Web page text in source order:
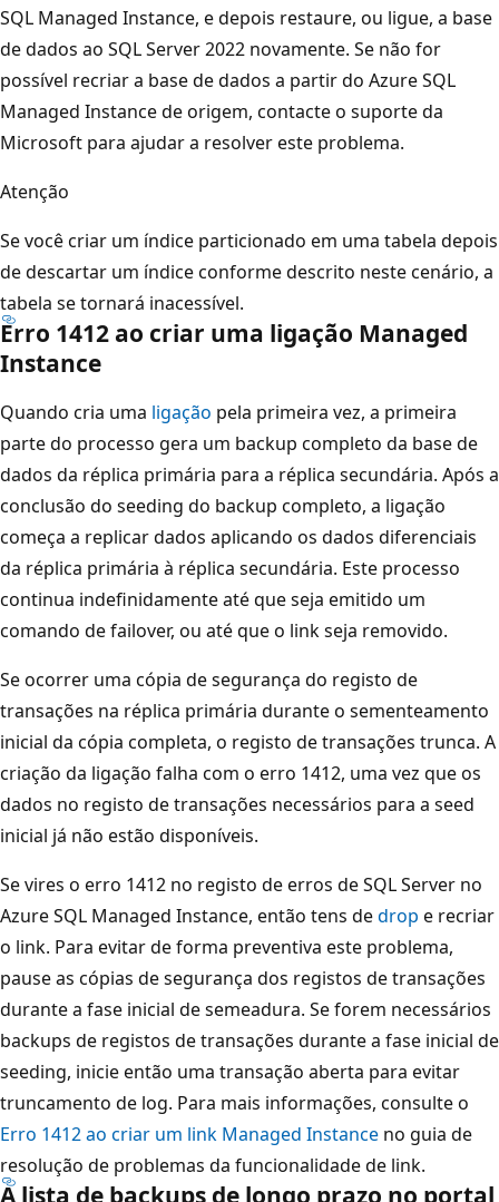
SQL Managed Instance, e depois restaure, ou ligue, a base
de dados ao SQL Server 2022 novamente. Se não for
possível recriar a base de dados a partir do Azure SQL
Managed Instance de origem, contacte o suporte da
Microsoft para ajudar a resolver este problema.
Atenção
Se você criar um índice particionado em uma tabela depois
de descartar um índice conforme descrito neste cenário, a
tabela se tornará inacessível.
Erro 1412 ao criar uma ligação Managed
Instance
Quando cria uma ligação pela primeira vez, a primeira
parte do processo gera um backup completo da base de
dados da réplica primária para a réplica secundária. Após a
conclusão do seeding do backup completo, a ligação
começa a replicar dados aplicando os dados diferenciais
da réplica primária à réplica secundária. Este processo
continua indefinidamente até que seja emitido um
comando de failover, ou até que o link seja removido.
Se ocorrer uma cópia de segurança do registo de
transações na réplica primária durante o sementeamento
inicial da cópia completa, o registo de transações trunca. A
criação da ligação falha com o erro 1412, uma vez que os
dados no registo de transações necessários para a seed
inicial já não estão disponíveis.
Se vires o erro 1412 no registo de erros de SQL Server no
Azure SQL Managed Instance, então tens dedrop e recriar
o link. Para evitar de forma preventiva este problema,
pause as cópias de segurança dos registos de transações
durante a fase inicial de semeadura. Se forem necessários
backups de registos de transações durante a fase inicial de
seeding, inicie então uma transação aberta para evitar
truncamento de log. Para mais informações, consulte o
Erro 1412 ao criar um link Managed Instance no guia de
resolução de problemas da funcionalidade de link.
A lista de backups de longo prazo no portal